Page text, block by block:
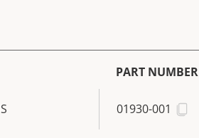
PART NUMBER
01930-001